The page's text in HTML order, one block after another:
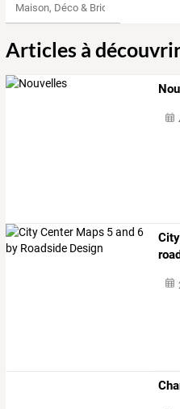
Maison, Déco & Bricolage
Articles à